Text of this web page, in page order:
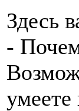
Здесь
-
умеете